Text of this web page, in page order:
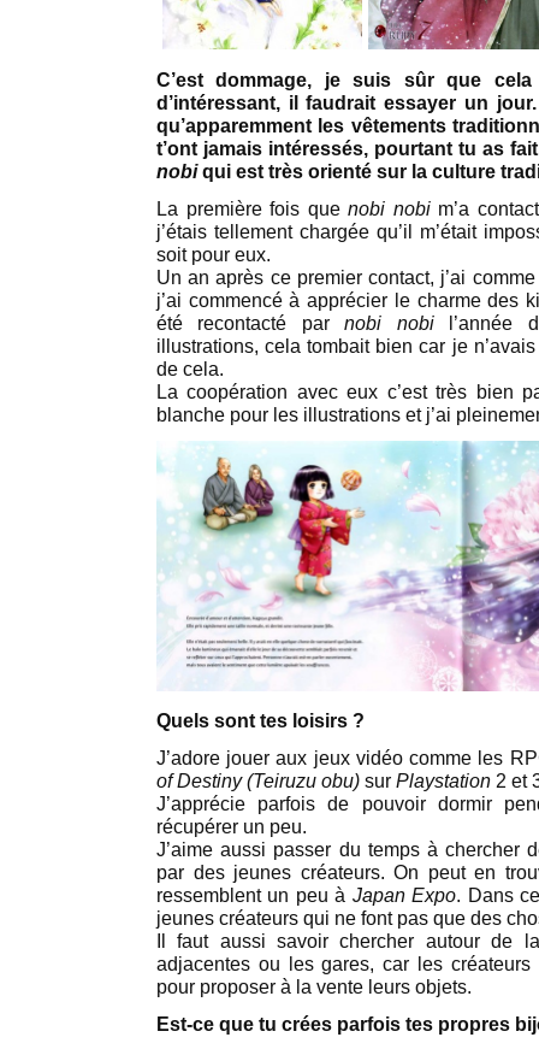
C’est dommage, je suis sûr que
d’intéressant, il faudrait essayer un
qu’apparemment les vêtements
t’ont jamais intéressés, pourtant tu as
nobiqui est très orienté sur la culture
La première fois que nobi nobim’a
j’étais tellement chargée qu’il m’était
soit pour eux.
Un an après ce premier contact, j’ai
j’ai commencé à apprécier le charme des
été recontacté parnobi nobil’année
illustrations, cela tombait bien car je
de cela.
La coopération avec eux c’est très bien
blanche pour les illustrations et j’ai
Quels sont tes loisirs ?
J’adore jouer aux jeux vidéo comme les
of Destiny (Teiruzu obu) sur Playstation 2 et
J’apprécie parfois de pouvoir dormir
récupérer un peu.
J’aime aussi passer du temps à chercher
par des jeunes créateurs. On peut en
ressemblent un peu à Japan Expo. Dans
jeunes créateurs qui ne font pas que des
Il faut aussi savoir chercher autour de
adjacentes ou les gares, car les créateurs
pour proposer à la vente leurs objets.
Est-ce que tu crées parfois tes propres